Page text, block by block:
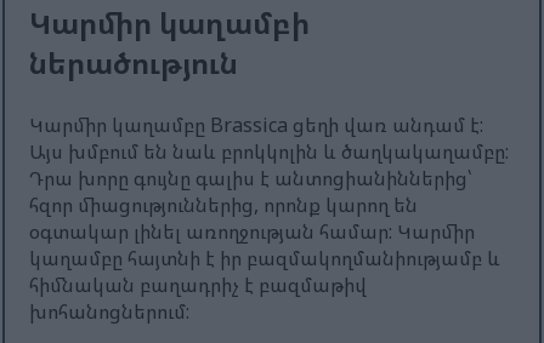
Կարմիր կաղամբի
ներածություն
Կարմիր կաղամբը Brassica ցեղի վառ անդամ է:
Այս խմբում են նաև բրոկկոլին և ծաղկակաղամբը:
Դրա խորը գույնը գալիս է անտոցիանիններից՝
հզոր միացություններից, որոնք կարող են
օգտակար լինել առողջության համար: Կարմիր
կաղամբը հայտնի է իր բազմակողմանիությամբ և
հիմնական բաղադրիչ է բազմաթիվ
խոհանոցներում: